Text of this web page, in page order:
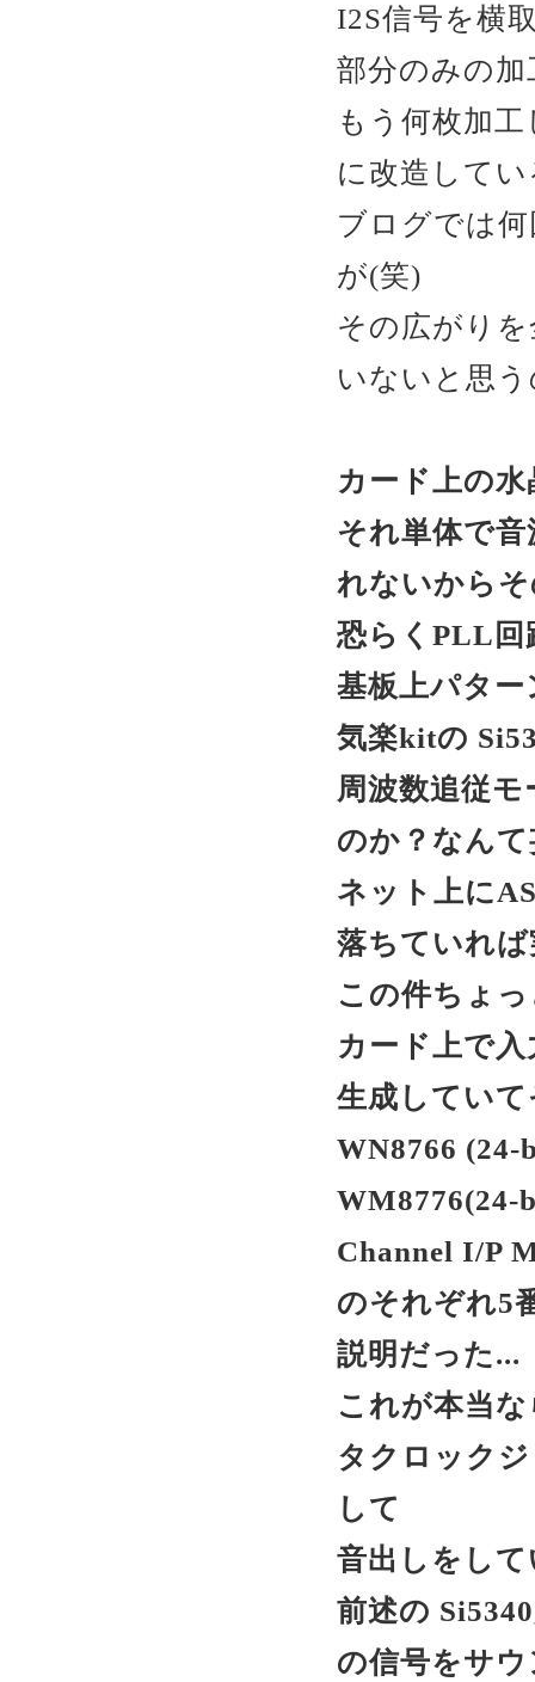
I2S信号を横
部分のみの
もう何枚加
に改造して
ブログでは
が(笑)
その広がり
いないと思
カード上の
それ単体で
れないから
恐らくPLL回
基板上パタ
気楽kitの
周波数追従
のか？なん
ネット上に
落ちていれ
この件ちょ
カード上で
生成してい
WN8766 (24-
WM8776(24-
Channel I/P
のそれぞれ5
説明だった...
これが本当
タクロック
して
音出しをし
前述の
の信号をサ